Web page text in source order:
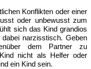
Konflikten oder einer
oder unbewusst zum
sich das Kind grandios
narzisstisch. Geben
dem Partner zu
nicht als Helfer oder
ein Kind sein.